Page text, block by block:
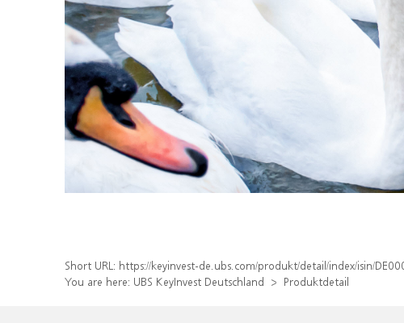
Short URL: https://keyinvest-de.ubs.com/produkt/detail/index/isin/
You are here: UBS KeyInvest Deutschland Produktdetail